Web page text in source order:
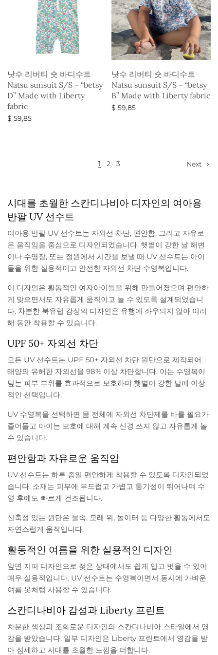
낫수 리버티 숏 바디수트
Natsu sunsuit S/S – “betsy
D” Made with Liberty
fabric
$ 59,85
낫수 리버티 숏 바디수트
Natsu sunsuit S/S – “betsy
B” Made with Liberty fabric
$ 59,85
1 2 3 Next
시대를 초월한 스칸디나비아 디자인의 여아용
반팔 UV 선수트
여아용 반팔 UV 선수트는 자외선 차단, 편안함, 그리고 자유로
운 움직임을 중심으로 디자인되었습니다. 햇볕이 강한 날 해변
이나 수영장, 또는 정원에서 시간을 보낼 때 UV 선수트는 아이
들을 위한 실용적이고 안전한 자외선 차단 수영복입니다.
이 디자인은 활동적인 여자아이들을 위해 만들어졌으며 편안하
게 맞으면서도 자유롭게 움직이고 놀 수 있도록 설계되었습니
다. 차분한 북유럽 감성의 디자인은 유행에 좌우되지 않아 여러
해 동안 착용할 수 있습니다.
UPF 50+ 자외선 차단
모든 UV 선수트는 UPF 50+ 자외선 차단 원단으로 제작되어
태양의 유해한 자외선을 98% 이상 차단합니다. 이는 수영복이
덮는 피부 부위를 효과적으로 보호하며 햇볕이 강한 날에 이상
적인 선택입니다.
UV 수영복을 선택하면 몸 전체에 자외선 차단제를 바를 필요가
줄어들고 아이는 보호에 대해 계속 신경 쓰지 않고 자유롭게 놀
수 있습니다.
편안함과 자유로운 움직임
UV 선수트는 하루 종일 편안하게 착용할 수 있도록 디자인되었
습니다. 소재는 피부에 부드럽고 가볍고 통기성이 뛰어나며 수
영 후에도 빠르게 건조됩니다.
신축성 있는 원단은 물속, 모래 위, 놀이터 등 다양한 활동에서도
자연스럽게 움직입니다.
활동적인 여름을 위한 실용적인 디자인
앞면 지퍼 디자인으로 젖은 상태에서도 쉽게 입고 벗을 수 있어
매우 실용적입니다. UV 선수트는 수영복이면서 동시에 가벼운
여름 옷처럼 사용할 수 있습니다.
스칸디나비아 감성과 Liberty 프린트
차분한 색상과 조화로운 디자인의 스칸디나비아 스타일에서 영
감을 받았습니다. 일부 디자인은 Liberty 프린트에서 영감을 받
아 섬세하고 시대를 초월한 느낌을 더합니다.